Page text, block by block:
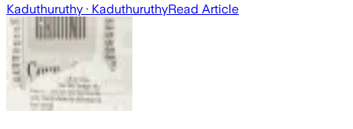
Kaduthuruthy · KaduthuruthyRead Article